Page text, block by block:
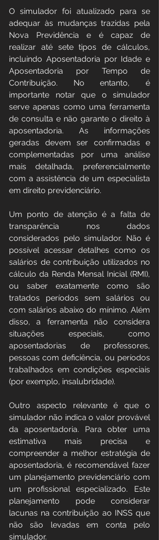
O simulador foi atualizado para se
adequar às mudanças trazidas pela
Nova Previdência e é capaz de
realizar até sete tipos de cálculos,
incluindo Aposentadoria por Idade e
Aposentadoria por Tempo de
Contribuição​​. No entanto, é
importante notar que o simulador
serve apenas como uma ferramenta
de consulta e não garante o direito à
aposentadoria. As informações
geradas devem ser confirmadas e
complementadas por uma análise
mais detalhada, preferencialmente
com a assistência de um especialista
em direito previdenciário​​​​.
Um ponto de atenção é a falta de
transparência nos dados
considerados pelo simulador. Não é
possível acessar detalhes como os
salários de contribuição utilizados no
cálculo da Renda Mensal Inicial (RMI),
ou saber exatamente como são
tratados períodos sem salários ou
com salários abaixo do mínimo. Além
disso, a ferramenta não considera
situações especiais, como
aposentadorias de professores,
pessoas com deficiência, ou períodos
trabalhados em condições especiais
(por exemplo, insalubridade)​​.
Outro aspecto relevante é que o
simulador não indica o valor provável
da aposentadoria. Para obter uma
estimativa mais precisa e
compreender a melhor estratégia de
aposentadoria, é recomendável fazer
um planejamento previdenciário com
um profissional especializado. Este
planejamento pode considerar
lacunas na contribuição ao INSS que
não são levadas em conta pelo
simulador​​​​.